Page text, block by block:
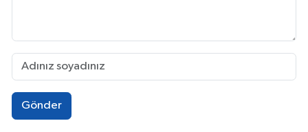
Gönder